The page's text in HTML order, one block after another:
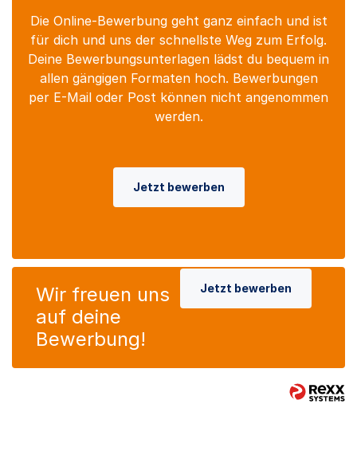
Die Online-Bewerbung geht ganz einfach und ist
für dich und uns der schnellste Weg zum Erfolg.
Deine Bewerbungsunterlagen lädst du bequem in
allen gängigen Formaten hoch. Bewerbungen
per E-Mail oder Post können nicht angenommen
werden.
Jetzt bewerben
Wir freuen uns
auf deine
Bewerbung!
Jetzt bewerben